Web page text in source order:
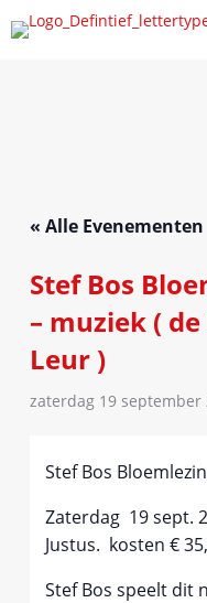
naar
« Alle Evenementen
Stef Bos
– muziek (
Leur )
zaterdag 19 september
Stef Bos
Zaterdag 19 sept.
Justus. kosten €
Stef Bos speelt dit